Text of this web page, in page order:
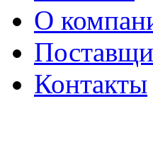
О
Контакты